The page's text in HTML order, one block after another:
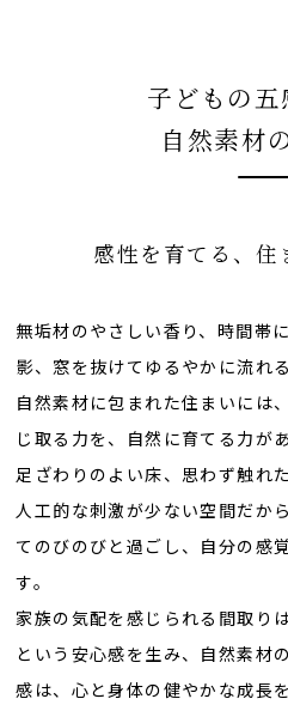
子どもの
自然素材
感性を育てる、住
無垢材のやさしい香り、時間帯
影、窓を抜けてゆるやかに流れる
自然素材に包まれた住まいには
じ取る力を、自然に育てる力があ
足ざわりのよい床、思わず触れ
人工的な刺激が少ない空間だか
てのびのびと過ごし、自分の感
す。
家族の気配を感じられる間取り
という安心感を生み、自然素材
感は、心と身体の健やかな成長